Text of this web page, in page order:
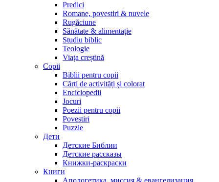
Predici
Romane, povestiri & nuvele
Rugăciune
Sănătate & alimentație
Studiu biblic
Teologie
Viața creștină
Copii
Biblii pentru copii
Cărți de activități și colorat
Enciclopedii
Jocuri
Poezii pentru copii
Povestiri
Puzzle
Дети
Детские Библии
Детские рассказы
Книжки-раскраски
Книги